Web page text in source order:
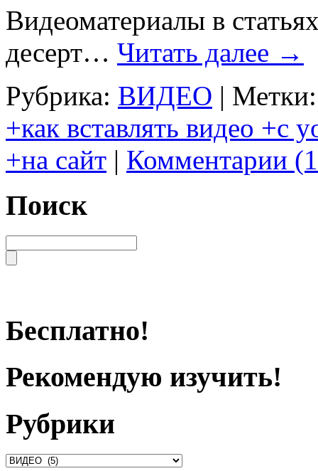
Видеоматериалы в
десерт… Читать далее →
Рубрика: ВИДЕО | Метки:
+как вставлять видео +с
+на сайт | Комментарии
Поиск
Бесплатно!
Рекомендую изучить!
Рубрики